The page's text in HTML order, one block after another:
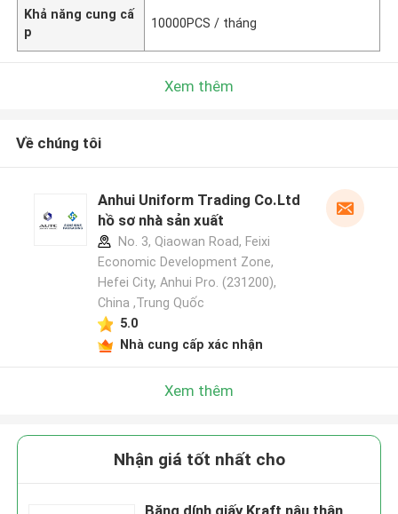
Khả năng cung cấ
p
10000PCS / tháng
Xem thêm
Về chúng tôi
Anhui Uniform Trading Co.Ltd
hồ sơ nhà sản xuất
No. 3, Qiaowan Road, Feixi
Economic Development Zone,
Hefei City, Anhui Pro. (231200),
China ,Trung Quốc
5.0
Nhà cung cấp xác nhận
Xem thêm
Nhận giá tốt nhất cho